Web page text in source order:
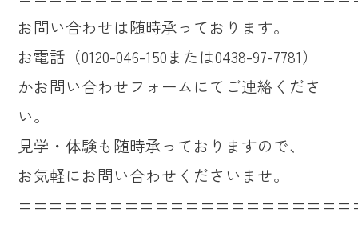
お問い合わせは随時承っております。
お電話（0120-046-150または0438-97-7781）
かお問い合わせフォームにてご連絡くださ
い。
見学・体験も随時承っておりますので、
お気軽にお問い合わせくださいませ。